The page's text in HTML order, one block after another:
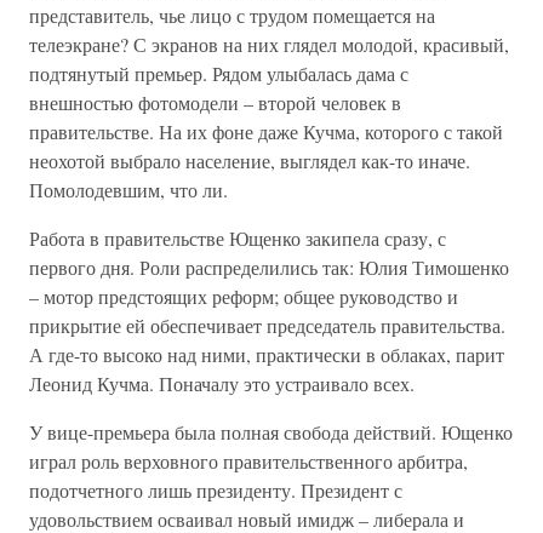
представитель, чье лицо с трудом помещается на
телеэкране? С экранов на них глядел молодой, красивый,
подтянутый премьер. Рядом улыбалась дама с
внешностью фотомодели – второй человек в
правительстве. На их фоне даже Кучма, которого с такой
неохотой выбрало население, выглядел как-то иначе.
Помолодевшим, что ли.
Работа в правительстве Ющенко закипела сразу, с
первого дня. Роли распределились так: Юлия Тимошенко
– мотор предстоящих реформ; общее руководство и
прикрытие ей обеспечивает председатель правительства.
А где-то высоко над ними, практически в облаках, парит
Леонид Кучма. Поначалу это устраивало всех.
У вице-премьера была полная свобода действий. Ющенко
играл роль верховного правительственного арбитра,
подотчетного лишь президенту. Президент с
удовольствием осваивал новый имидж – либерала и